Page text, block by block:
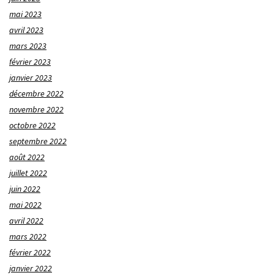
mai 2023
avril 2023
mars 2023
février 2023
janvier 2023
décembre 2022
novembre 2022
octobre 2022
septembre 2022
août 2022
juillet 2022
juin 2022
mai 2022
avril 2022
mars 2022
février 2022
janvier 2022